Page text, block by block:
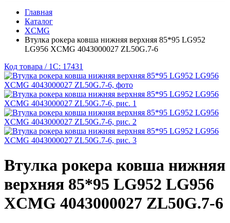
Главная
Каталог
XCMG
Втулка рокера ковша нижняя верхняя 85*95 LG952
LG956 XCMG 4043000027 ZL50G.7-6
Код товара / 1C: 17431
Втулка рокера ковша нижняя
верхняя 85*95 LG952 LG956
XCMG 4043000027 ZL50G.7-6